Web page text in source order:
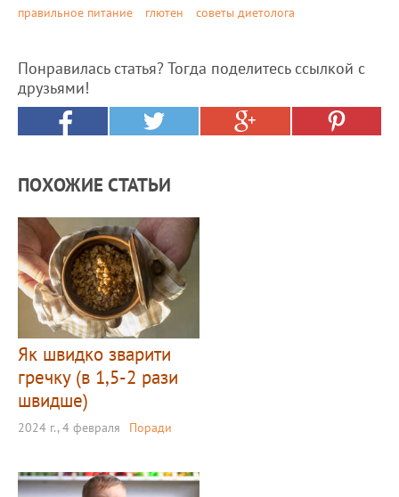
правильное питание
глютен советы диетолога
Понравилась статья? Тогда поделитесь ссылкой с
друзьями!
ПОХОЖИЕ СТАТЬИ
Як швидко зварити
гречку (в 1,5-2 рази
швидше)
2024 г., 4 февраля Поради